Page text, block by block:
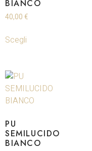
BIANCO
40,00 €
Scegli
PU
SEMILUCIDO
BIANCO